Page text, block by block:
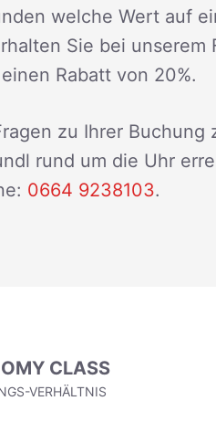
welche Wert auf
Sie bei unserem
Rabatt von 20%.
zu Ihrer Buchung
rund um die Uhr
0664 9238103.
CLASS
VERHÄLTNIS